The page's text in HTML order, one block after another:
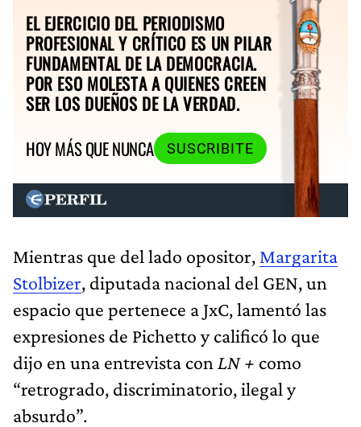
EL EJERCICIO DEL PERIODISMO
PROFESIONAL Y CRÍTICO ES UN PILAR
FUNDAMENTAL DE LA DEMOCRACIA.
POR ESO MOLESTA A QUIENES CREEN
SER LOS DUEÑOS DE LA VERDAD.
HOY MÁS QUE NUNCA
SUSCRIBITE
Mientras que del lado opositor, Margarita
Stolbizer, diputada nacional del GEN, un
espacio que pertenece a JxC, lamentó las
expresiones de Pichetto y calificó lo que
dijo en una entrevista con LN + como
“retrogrado, discriminatorio, ilegal y
absurdo”.